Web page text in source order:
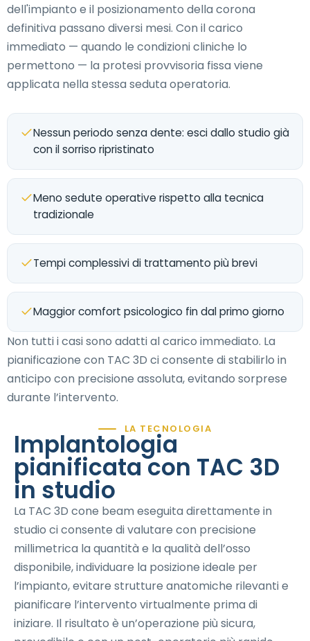
dell'impianto e il posizionamento della corona
definitiva passano diversi mesi. Con il carico
immediato — quando le condizioni cliniche lo
permettono — la protesi provvisoria fissa viene
applicata nella stessa seduta operatoria.
Nessun periodo senza dente: esci dallo studio già
con il sorriso ripristinato
Meno sedute operative rispetto alla tecnica
tradizionale
Tempi complessivi di trattamento più brevi
Maggior comfort psicologico fin dal primo giorno
Non tutti i casi sono adatti al carico immediato. La
pianificazione con TAC 3D ci consente di stabilirlo in
anticipo con precisione assoluta, evitando sorprese
durante l’intervento.
LA TECNOLOGIA
Implantologia
pianificata con TAC 3D
in studio
La TAC 3D cone beam eseguita direttamente in
studio ci consente di valutare con precisione
millimetrica la quantità e la qualità dell’osso
disponibile, individuare la posizione ideale per
l’impianto, evitare strutture anatomiche rilevanti e
pianificare l’intervento virtualmente prima di
iniziare. Il risultato è un’operazione più sicura,